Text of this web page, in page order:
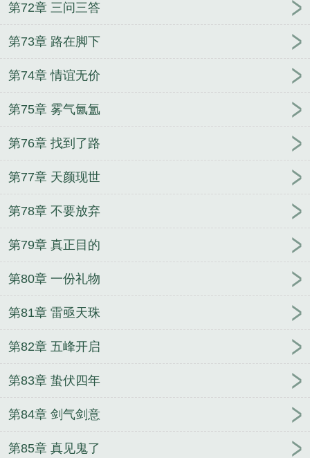
第72章 三问三答
第73章 路在脚下
第74章 情谊无价
第75章 雾气氤氲
第76章 找到了路
第77章 天颜现世
第78章 不要放弃
第79章 真正目的
第80章 一份礼物
第81章 雷亟天珠
第82章 五峰开启
第83章 蛰伏四年
第84章 剑气剑意
第85章 真见鬼了